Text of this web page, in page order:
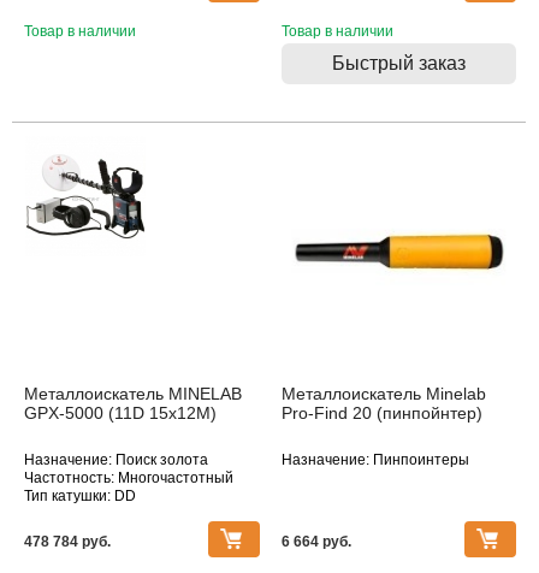
Товар в наличии Товар в наличии
Быстрый заказ
Металлоискатель MINELAB
GPX-5000 (11D 15x12M)
Назначение: Поиск золота
Частотность: Многочастотный
Тип катушки: DD
478 784 pуб.
Металлоискатель Minelab
Pro-Find 20 (пинпойнтер)
Назначение: Пинпоинтеры
6 664 pуб.